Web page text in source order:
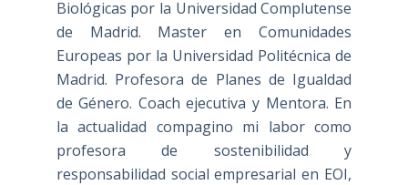
Biológicas por la Universidad Complutense
de Madrid. Master en Comunidades
Europeas por la Universidad Politécnica de
Madrid. Profesora de Planes de Igualdad
de Género. Coach ejecutiva y Mentora. En
la actualidad compagino mi labor como
profesora de sostenibilidad y
responsabilidad social empresarial en EOI,